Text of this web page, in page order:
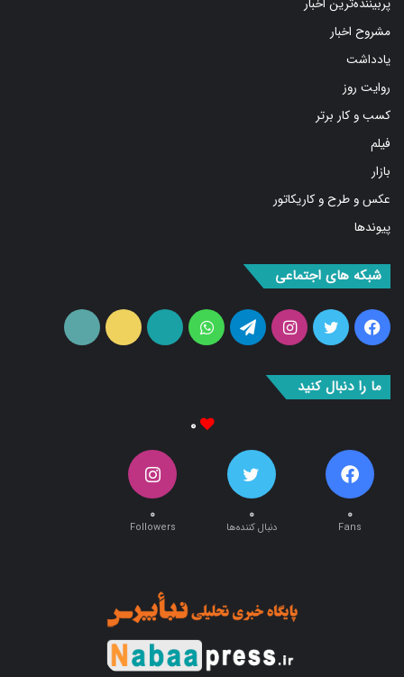
مشروح اخبار
یادداشت
روایت روز
کسب و کار برتر
فیلم
بازار
عکس و طرح و کاریکاتور
پیوندها
فیس
بوک
توییتراینستاگرامتلگرامواتس
آپ
آپارات ایتا
۰ ۰ ۰